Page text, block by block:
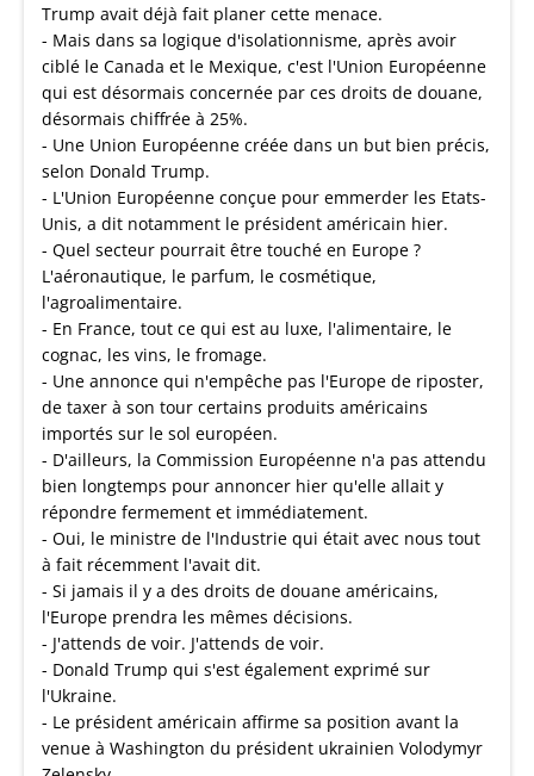
Trump avait déjà fait planer cette menace.
- Mais dans sa logique d'isolationnisme, après avoir
ciblé le Canada et le Mexique, c'est l'Union Européenne
qui est désormais concernée par ces droits de douane,
désormais chiffrée à 25%.
- Une Union Européenne créée dans un but bien précis,
selon Donald Trump.
- L'Union Européenne conçue pour emmerder les Etats-
Unis, a dit notamment le président américain hier.
- Quel secteur pourrait être touché en Europe ?
L'aéronautique, le parfum, le cosmétique,
l'agroalimentaire.
- En France, tout ce qui est au luxe, l'alimentaire, le
cognac, les vins, le fromage.
- Une annonce qui n'empêche pas l'Europe de riposter,
de taxer à son tour certains produits américains
importés sur le sol européen.
- D'ailleurs, la Commission Européenne n'a pas attendu
bien longtemps pour annoncer hier qu'elle allait y
répondre fermement et immédiatement.
- Oui, le ministre de l'Industrie qui était avec nous tout
à fait récemment l'avait dit.
- Si jamais il y a des droits de douane américains,
l'Europe prendra les mêmes décisions.
- J'attends de voir. J'attends de voir.
- Donald Trump qui s'est également exprimé sur
l'Ukraine.
- Le président américain affirme sa position avant la
venue à Washington du président ukrainien Volodymyr